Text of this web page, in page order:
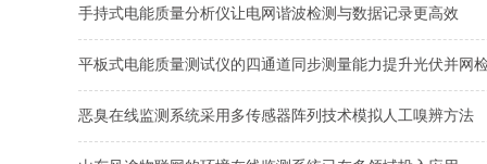
手持式电能质量分析仪让电网谐波检测与数据记录更高效
平板式电能质量测试仪的四通道同步测量能力提升光伏并网
恶臭在线监测系统采用多传感器阵列技术模拟人工嗅辨方法